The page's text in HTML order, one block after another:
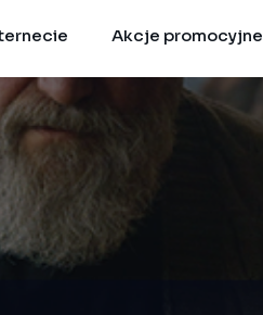
Akcje promocyjne